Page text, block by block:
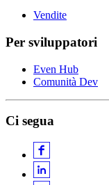
Vendite
Per sviluppatori
Even Hub
Comunità Dev
Ci segua